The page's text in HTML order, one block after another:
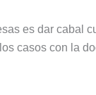
es dar cabal
casos con la